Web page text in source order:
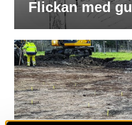
Flickan med